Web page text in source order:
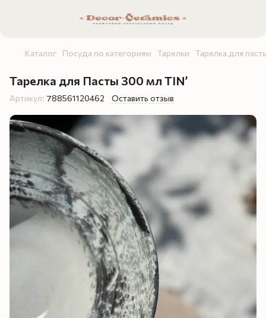
Каталог Посуда по категориям Тарелки Тарелка для
Тарелка для Пасты 300 мл TIN’
Артикул: 788561120462 Оставить отзыв